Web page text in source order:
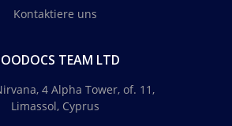
Kontaktiere uns
TEAM LTD
4 Alpha Tower, of. 11,
Limassol, Cyprus